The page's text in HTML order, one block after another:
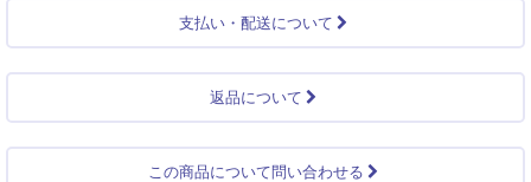
支払い・配送について
返品について
この商品について問い合わせる